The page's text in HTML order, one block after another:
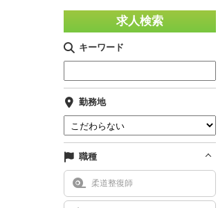
求人検索
キーワード
勤務地
職種
柔道整復師